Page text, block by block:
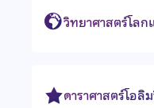
วิทยาศาสตร์โลก
ดาราศาสตร์โอลิ